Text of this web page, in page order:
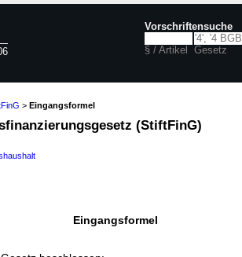
Vorschriftensuche
§ / Artikel Gesetz
> Eingangsformel
(StiftFinG)
Eingangsformel